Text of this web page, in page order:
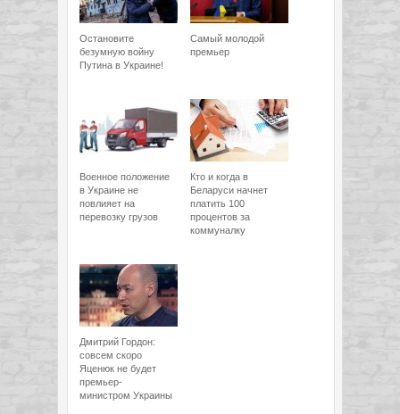
Остановите
безумную войну
Путина в Украине!
Самый молодой
премьер
Военное положение
в Украине не
повлияет на
перевозку грузов
Кто и когда в
Беларуси начнет
платить 100
процентов за
коммуналку
Дмитрий Гордон:
совсем скоро
Яценюк не будет
премьер-
министром Украины